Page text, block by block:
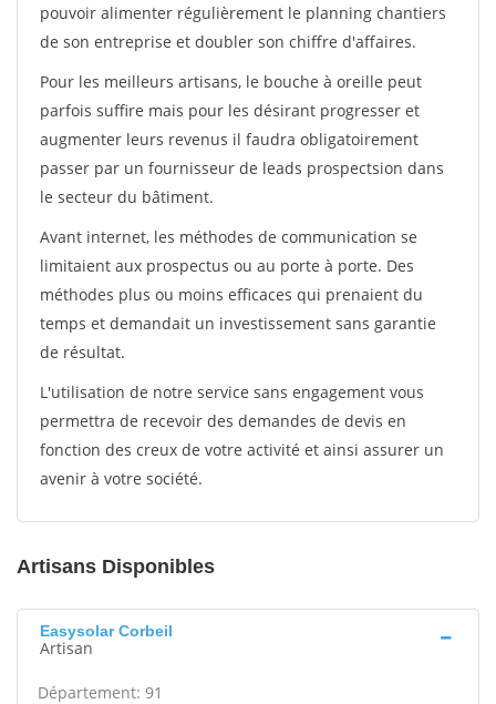
pouvoir alimenter régulièrement le planning chantiers
de son entreprise et doubler son chiffre d'affaires.
Pour les meilleurs artisans, le bouche à oreille peut
parfois suffire mais pour les désirant progresser et
augmenter leurs revenus il faudra obligatoirement
passer par un fournisseur de leads prospectsion dans
le secteur du bâtiment.
Avant internet, les méthodes de communication se
limitaient aux prospectus ou au porte à porte. Des
méthodes plus ou moins efficaces qui prenaient du
temps et demandait un investissement sans garantie
de résultat.
L'utilisation de notre service sans engagement vous
permettra de recevoir des demandes de devis en
fonction des creux de votre activité et ainsi assurer un
avenir à votre société.
Artisans Disponibles
Easysolar Corbeil
Artisan
Département: 91